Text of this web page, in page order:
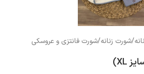
/شورت زنانه/شورت فانتزی و عروسکی